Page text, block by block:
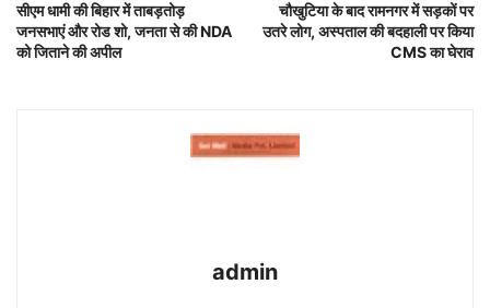
सीएम धामी की बिहार में ताबड़तोड़
जनसभाएं और रोड शो, जनता से की NDA
को जिताने की अपील
चौखुटिया के बाद रामनगर में सड़कों पर
उतरे लोग, अस्पताल की बदहाली पर किया
CMS का घेराव
admin